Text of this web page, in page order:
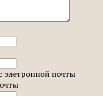
элетронной почты